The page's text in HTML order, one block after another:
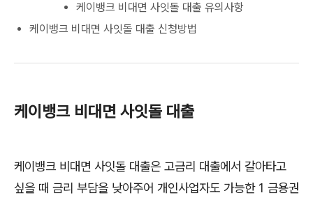
케이뱅크 비대면 사잇돌 대출 유의사항
케이뱅크 비대면 사잇돌 대출 신청방법
케이뱅크 비대면 사잇돌 대출
케이뱅크 비대면 사잇돌 대출은 고금리 대출에서 갈아타고
싶을 때 금리 부담을 낮아주어 개인사업자도 가능한 1 금용권